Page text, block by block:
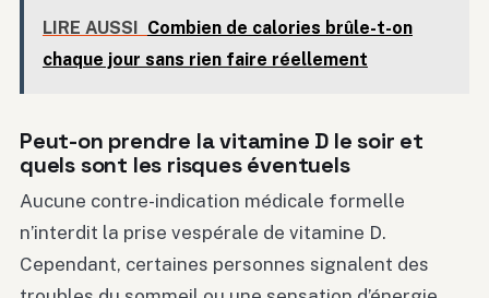
LIRE AUSSI
Combien de calories brûle-t-on
chaque jour sans rien faire réellement
Peut-on prendre la vitamine D le soir et
quels sont les risques éventuels
Aucune contre-indication médicale formelle
n’interdit la prise vespérale de vitamine D.
Cependant, certaines personnes signalent des